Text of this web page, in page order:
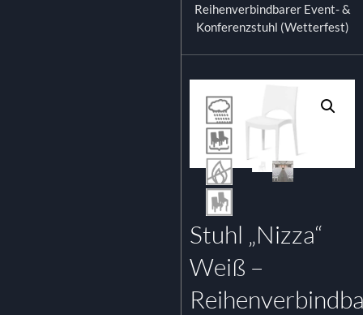
Reihenverbindbarer Event- &
Konferenzstuhl (Wetterfest)
Stuhl „Nizza“
Weiß –